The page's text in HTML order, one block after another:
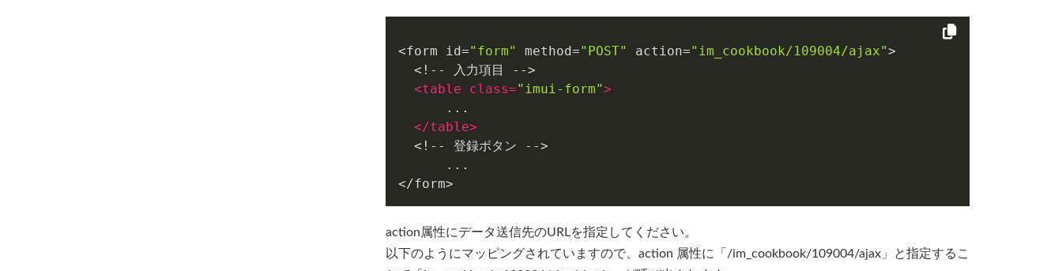
<form id="form" method="POST" action="im_cookbook/109004/ajax">
  <!-- 入力項目 -->
<table class="imui-form">
      ...
</table>
  <!-- 登録ボタン -->
      ...
</form>
action属性にデータ送信先のURLを指定してください。
以下のようにマッピングされていますので、action 属性に「/im_cookbook/109004/ajax」と指定するこ